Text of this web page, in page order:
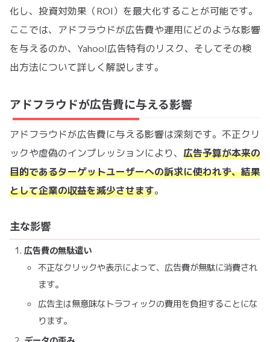
化し、投資対効果（ROI）を最大化することが可能です。
ここでは、アドフラウドが広告費や運用にどのような影響
を与えるのか、Yahoo!広告特有のリスク、そしてその検
出方法について詳しく解説します。
アドフラウドが広告費に与える影響
アドフラウドが広告費に与える影響は深刻です。不正クリ
ックや虚偽のインプレッションにより、 広告予算が本来の
目的であるターゲットユーザーへの訴求に使われず、結果
として企業の収益を減少させます。
主な影響
広告費の無駄遣い
不正なクリックや表示によって、広告費が無駄に消費され
ます。
広告主は無意味なトラフィックの費用を負担することにな
ります。